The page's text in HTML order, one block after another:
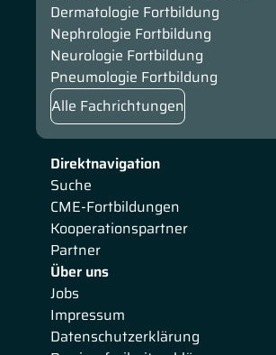
Direktnavigation
Suche
CME-Fortbildungen
Kooperationspartner
Partner
Über uns
Jobs
Impressum
Datenschutzerklärung
Dermatologie Fortbildung
Nephrologie Fortbildung
Neurologie Fortbildung
Pneumologie Fortbildung
Alle Fachrichtungen